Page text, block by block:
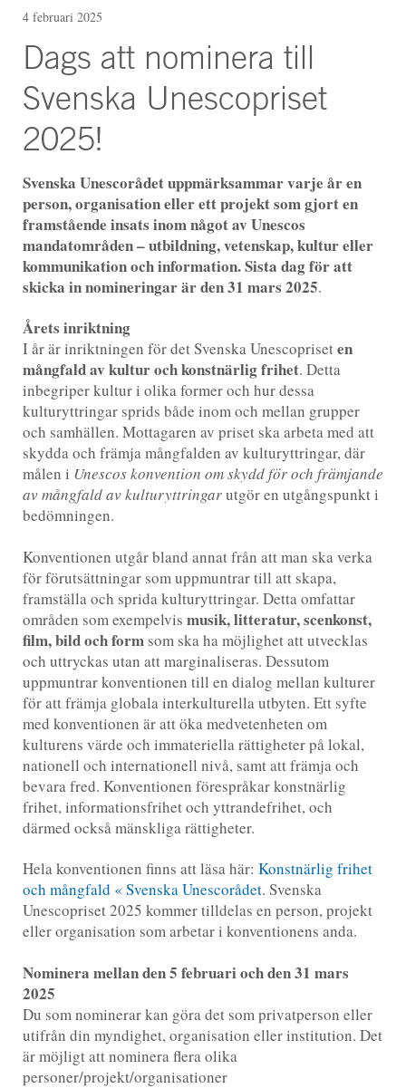
4 februari 2025
Dags att nominera till
Svenska Unescopriset
2025!
Svenska Unescorådet uppmärksammar varje år en
person, organisation eller ett projekt som gjort en
framstående insats inom något av Unescos
mandatområden – utbildning, vetenskap, kultur eller
kommunikation och information. Sista dag för att
skicka in nomineringar är den 31 mars 2025.
Årets inriktning
I år är inriktningen för det Svenska Unescopriseten
mångfald av kultur och konstnärlig frihet. Detta
inbegriper kultur i olika former och hur dessa
kulturyttringar sprids både inom och mellan grupper
och samhällen. Mottagaren av priset ska arbeta med att
skydda och främja mångfalden av kulturyttringar, där
målen i Unescos konvention om skydd för och främjande
av mångfald av kulturyttringarutgör en utgångspunkt i
bedömningen.
Konventionen utgår bland annat från att man ska verka
för förutsättningar som uppmuntrar till att skapa,
framställa och sprida kulturyttringar. Detta omfattar
områden som exempelvis musik, litteratur, scenkonst,
film, bild och formsom ska ha möjlighet att utvecklas
och uttryckas utan att marginaliseras. Dessutom
uppmuntrar konventionen till en dialog mellan kulturer
för att främja globala interkulturella utbyten. Ett syfte
med konventionen är att öka medvetenheten om
kulturens värde och immateriella rättigheter på lokal,
nationell och internationell nivå, samt att främja och
bevara fred. Konventionen förespråkar konstnärlig
frihet, informationsfrihet och yttrandefrihet, och
därmed också mänskliga rättigheter.
Hela konventionen finns att läsa här: Konstnärlig frihet
och mångfald « Svenska Unescorådet. Svenska
Unescopriset 2025 kommer tilldelas en person, projekt
eller organisation som arbetar i konventionens anda.
Nominera mellan den 5 februari och den 31 mars
2025
Du som nominerar kan göra det som privatperson eller
utifrån din myndighet, organisation eller institution. Det
är möjligt att nominera flera olika
personer/projekt/organisationer